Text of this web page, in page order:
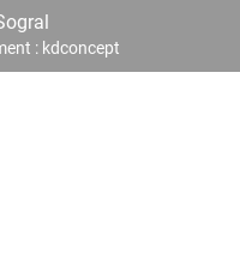
: kdconcept